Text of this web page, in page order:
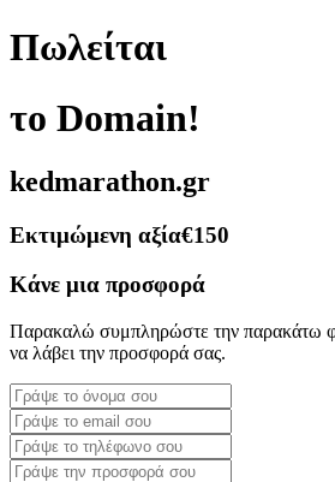
Πωλείται
το Domain!
kedmarathon.gr
Εκτιμώμενη αξία€150
Κάνε μια προσφορά
Παρακαλώ συμπληρώστε την παρακάτω
να λάβει την προσφορά σας.